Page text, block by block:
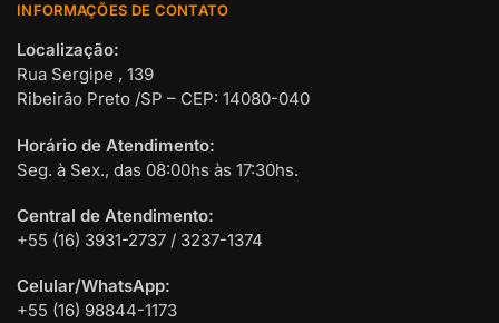
INFORMAÇÕES DE CONTATO
Localização:
Rua Sergipe , 139
Ribeirão Preto /SP – CEP: 14080-040
Horário de Atendimento:
Seg. à Sex., das 08:00hs às 17:30hs.
Central de Atendimento:
+55 (16) 3931-2737 / 3237-1374
Celular/WhatsApp:
+55 (16) 98844-1173